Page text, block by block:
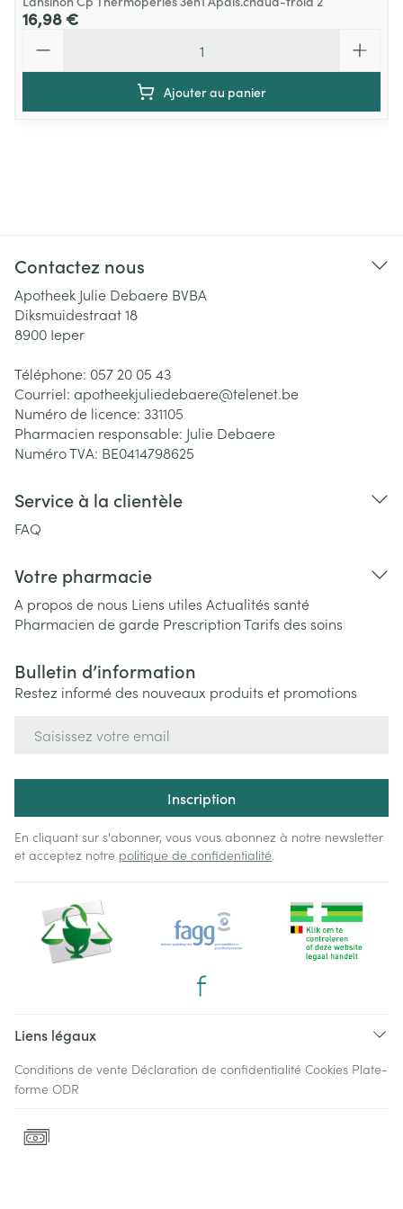
16,98 €
Ajouter au panier
Contactez nous
Apotheek Julie Debaere BVBA
Diksmuidestraat 18
8900 Ieper
Téléphone: 057 20 05 43
Courriel: apotheekjuliedebaere@telenet.be
Numéro de licence: 331105
Pharmacien responsable: Julie Debaere
Numéro TVA: BE0414798625
Service à la clientèle
FAQ
Votre pharmacie
A propos de nous Liens utiles Actualités santé
Pharmacien de garde PrescriptionTarifs des soins
Bulletin d’information
Restez informé des nouveaux produits et promotions
Inscription
En cliquant sur s'abonner, vous vous abonnez à notre newsletter
et acceptez notre politique de confidentialité.
Liens légaux
Conditions de vente Déclaration de confidentialité Cookies Plate-
forme ODR